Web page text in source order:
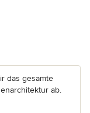
das gesamte
ab.